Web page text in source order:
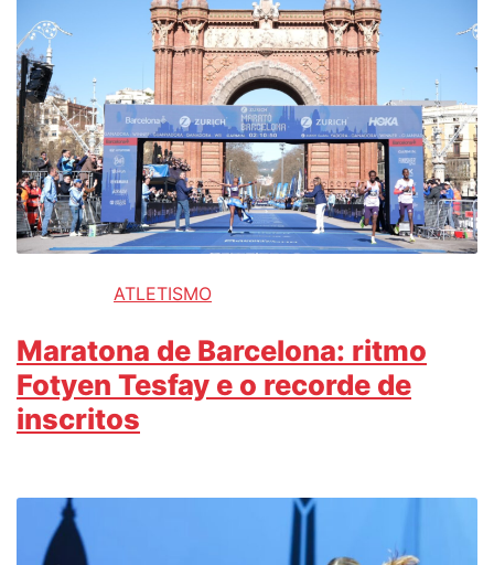
ATLETISMO
Maratona de Barcelona: ritmo
Fotyen Tesfay e o recorde de
inscritos